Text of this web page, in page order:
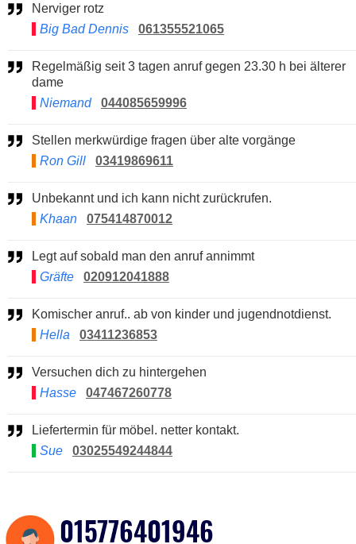
Nerviger rotz
Big Bad Dennis
061355521065
Regelmäßig seit 3 tagen anruf gegen 23.30 h bei älterer
dame
Niemand
044085659996
Stellen merkwürdige fragen über alte vorgänge
Ron Gill
03419869611
Unbekannt und ich kann nicht zurückrufen.
Khaan
075414870012
Legt auf sobald man den anruf annimmt
Gräfte
020912041888
Komischer anruf.. ab von kinder und jugendnotdienst.
Hella
03411236853
Versuchen dich zu hintergehen
Hasse
047467260778
Liefertermin für möbel. netter kontakt.
Sue
03025549244844